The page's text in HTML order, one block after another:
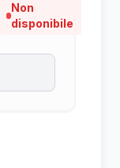
Non
disponibile